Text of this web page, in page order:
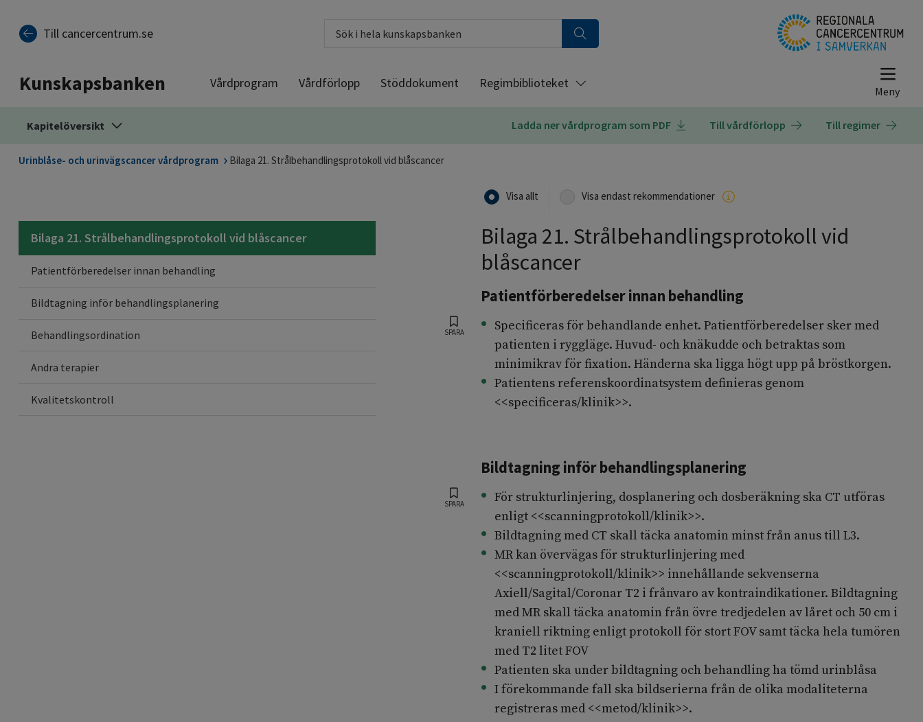
Till cancercentrum.se
Kunskapsbanken Vårdprogram Vårdförlopp Stöddokument Regimbiblioteket
Kapitelöversikt Ladda ner vårdprogram som PDF Till vårdförlopp Till regimer
Urinblåse- och urinvägscancer vårdprogram Bilaga 21. Strålbehandlingsprotokoll vid blåscancer
Bilaga 21. Strålbehandlingsprotokoll vid blåscancer
Patientförberedelser innan behandling
Bildtagning inför behandlingsplanering
Behandlingsordination
Andra terapier
Kvalitetskontroll
Visa allt Visa endast rekommendationer
Bilaga 21. Strålbehandlingsprotokoll vid
blåscancer
Patientförberedelser innan behandling
SPARA
Specificeras för behandlande enhet. Patientförberedelser sker med
patienten i ryggläge. Huvud- och knäkudde och betraktas som
minimikrav för fixation. Händerna ska ligga högt upp på bröstkorgen.
Patientens referenskoordinatsystem definieras genom
<<specificeras/klinik>>.
Bildtagning inför behandlingsplanering
SPARA
För strukturlinjering, dosplanering och dosberäkning ska CT utföras
enligt <<scanningprotokoll/klinik>>.
Bildtagning med CT skall täcka anatomin minst från anus till L3.
MR kan övervägas för strukturlinjering med
<<scanningprotokoll/klinik>> innehållande sekvenserna
Axiell/Sagital/Coronar T2 i frånvaro av kontraindikationer. Bildtagning
med MR skall täcka anatomin från övre tredjedelen av låret och 50 cm i
kraniell riktning enligt protokoll för stort FOV samt täcka hela tumören
med T2 litet FOV
Patienten ska under bildtagning och behandling ha tömd urinblåsa
I förekommande fall ska bildserierna från de olika modaliteterna
registreras med <<metod/klinik>>.